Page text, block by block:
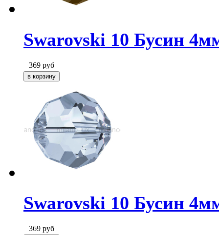
Swarovski 10 Бусин
369 руб
Swarovski 10 Бусин
369 руб